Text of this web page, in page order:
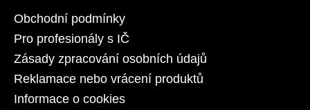
Obchodní podmínky
Pro profesionály s IČ
Zásady zpracování osobních údajů
Reklamace nebo vrácení produktů
Informace o cookies